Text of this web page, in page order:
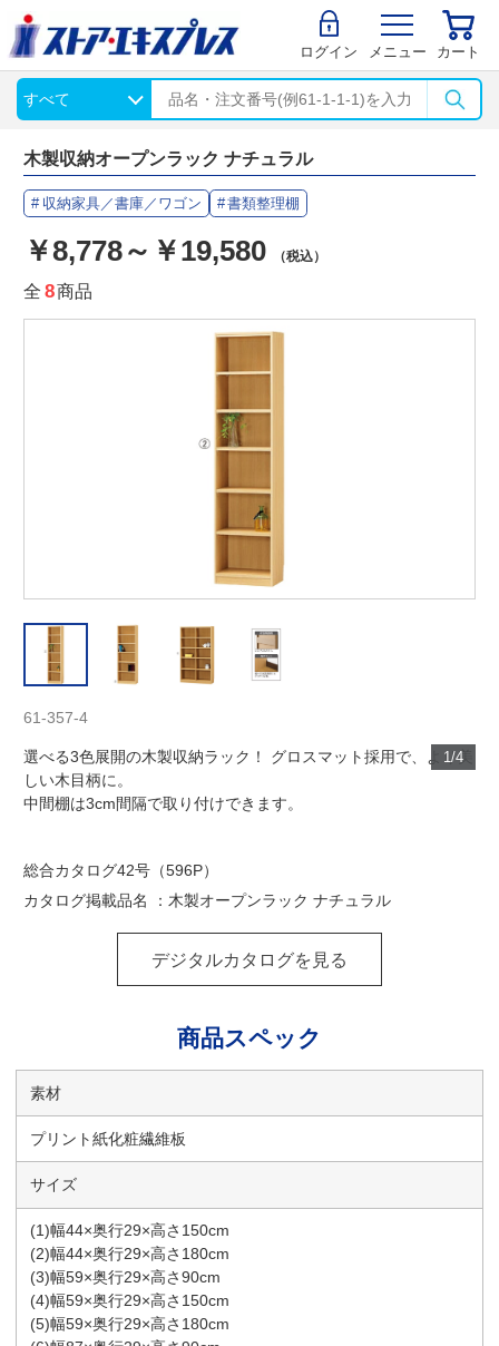
ログイン メニュー カート
木製収納オープンラック ナチュラル
収納家具／書庫／ワゴン 書類整理棚
￥8,778～￥19,580 （税込）
全 8商品
1/4
61-357-4
選べる3色展開の木製収納ラック！ グロスマット採用で、より美
しい木目柄に。
中間棚は3cm間隔で取り付けできます。
総合カタログ42号（596P）
カタログ掲載品名 ：木製オープンラック ナチュラル
デジタルカタログを見る
商品スペック
素材
プリント紙化粧繊維板
サイズ
(1)幅44×奥行29×高さ150cm
(2)幅44×奥行29×高さ180cm
(3)幅59×奥行29×高さ90cm
(4)幅59×奥行29×高さ150cm
(5)幅59×奥行29×高さ180cm